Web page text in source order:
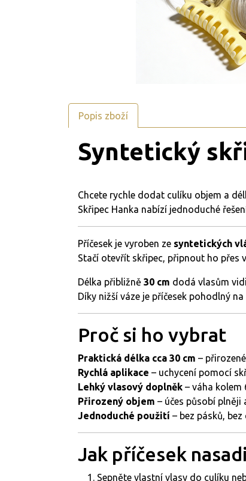
Popis zboží
Syntetický
Chcete rychle dodat culíku objem a
Skřipec Hanka nabízí jednoduché
Příčesek je vyroben ze syntetických
Stačí otevřít skřipec, připnout ho přes
Délka přibližně 30 cm dodá vlasům
Díky nižší váze je příčesek pohodlný na
Proč si ho vybrat
Praktická délka cca 30 cm – přirozené
Rychlá aplikace – uchycení pomocí
Lehký vlasový doplněk – váha kolem
Přirozený objem – účes působí plněji
Jednoduché použití – bez pásků, bez
Jak příčesek
Sepněte vlastní vlasy do culíku